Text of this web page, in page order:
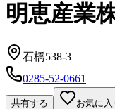
明恵産業
石橋538-3
0285-52-0661
共有する お気に入